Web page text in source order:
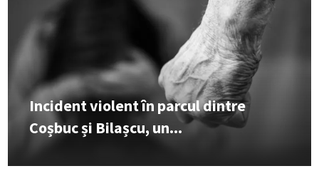
Incident violent în parcul dintre
Coșbuc și Bilașcu, un...